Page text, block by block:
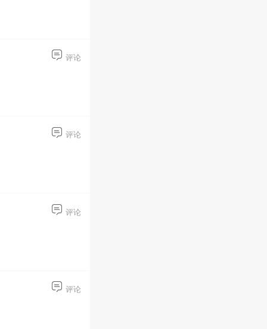
评论
评论
评论
评论